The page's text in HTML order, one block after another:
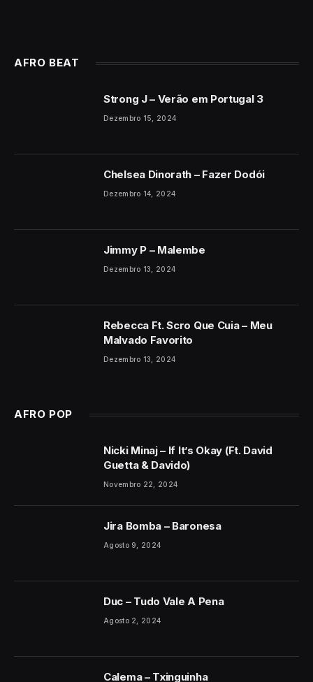
AFRO BEAT
Strong J – Verão em Portugal 3
Dezembro 15, 2024
Chelsea Dinorath – Fazer Dodói
Dezembro 14, 2024
Jimmy P – Malembe
Dezembro 13, 2024
Rebecca Ft. Scro Que Cuia – Meu
Malvado Favorito
Dezembro 13, 2024
AFRO POP
Nicki Minaj – If It’s Okay (Ft. David
Guetta & Davido)
Novembro 22, 2024
Jira Bomba – Baronesa
Agosto 9, 2024
Duc – Tudo Vale A Pena
Agosto 2, 2024
Calema – Txinguinha